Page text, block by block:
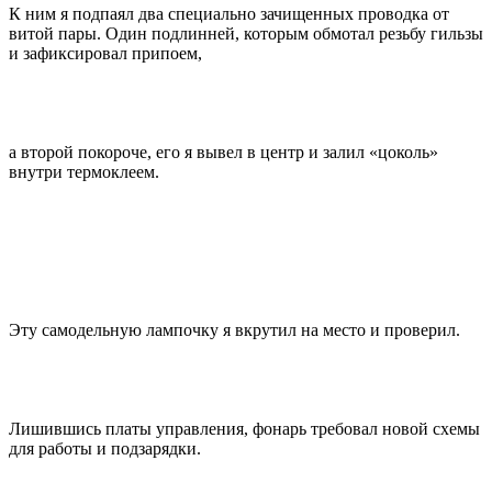
К ним я подпаял два специально зачищенных проводка от
витой пары. Один подлинней, которым обмотал резьбу гильзы
и зафиксировал припоем,
а второй покороче, его я вывел в центр и залил «цоколь»
внутри термоклеем.
Эту самодельную лампочку я вкрутил на место и проверил.
Лишившись платы управления, фонарь требовал новой схемы
для работы и подзарядки.